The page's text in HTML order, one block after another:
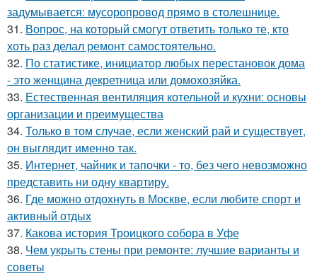
задумывается: мусоропровод прямо в столешнице.
31. Вопрос, на который смогут ответить только те, кто
хоть раз делал ремонт самостоятельно.
32. По статистике, инициатор любых перестановок дома
- это женщина декретница или домохозяйка.
33. Естественная вентиляция котельной и кухни: основы
организации и преимущества
34. Только в том случае, если женский рай и существует,
он выглядит именно так.
35. Интернет, чайник и тапочки - то, без чего невозможно
представить ни одну квартиру.
36. Где можно отдохнуть в Москве, если любите спорт и
активный отдых
37. Какова история Троицкого собора в Уфе
38. Чем укрыть стены при ремонте: лучшие варианты и
советы